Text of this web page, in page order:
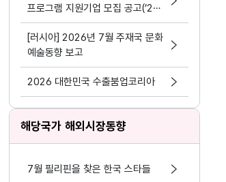
프로그램 지원기업 모집 공고(’24
~’25년 선정기업 대상)
[러시아] 2026년 7월 주재국 문화
예술동향 보고
2026 대한민국 수출붐업코리아
해당국가 해외시장동향
7월 필리핀을 찾은 한국 스타들